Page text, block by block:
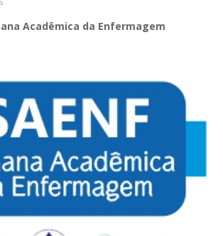
Acadêmica da Enfermagem